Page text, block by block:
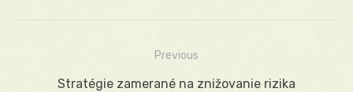
Navigácia
Previous
Previous
Stratégie zamerané na znižovanie rizika